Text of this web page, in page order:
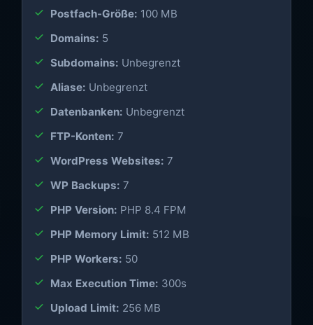
Postfach-Größe: 100 MB
Domains: 5
Subdomains: Unbegrenzt
Aliase: Unbegrenzt
Datenbanken: Unbegrenzt
FTP-Konten: 7
WordPress Websites: 7
WP Backups: 7
PHP Version: PHP 8.4 FPM
PHP Memory Limit: 512 MB
PHP Workers: 50
Max Execution Time: 300s
Upload Limit: 256 MB